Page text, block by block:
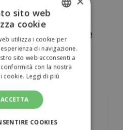
bicolore in cotone
biologico, 110 g/m².
ENGLISH
sito web
cookie
utilizza i cookie per
di navigazione.
sito web acconsenti a
con la nostra
cookie. Leggi di più
ACCETTA
COOKIES